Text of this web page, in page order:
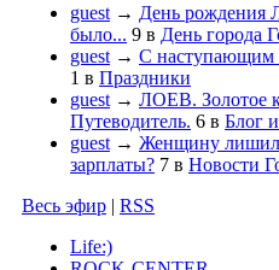
guest → День рождения
было... 9 в День города
guest → С наступающим
1 в Праздники
guest → ЛОЕВ. Золотое
Путеводитель. 6 в Блог
guest → Женщину
зарплаты? 7 в Новости
Весь эфир | RSS
Life:)